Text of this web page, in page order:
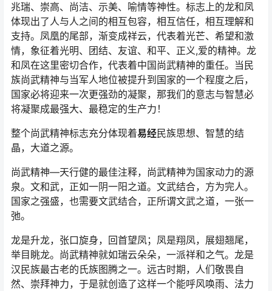
兆瑞、崇高、尚洁、示美、喻情等神性。标志上的龙和凤
体现出了人与人之间的相互包容，相互信任，相互理解和
支持。凤凰的尾部，渐变成祥云，代表着光芒、希望和激
情，象征着光明、团结、友谊、和平、正义,爱的精神。龙
和凤在这里密切合作，代表着中国尚武精神的重任。当民
族尚武精神与当军人地位被提升到国家的一个程度之后，
国家必将迎来一次更强劲的凝聚，那我们的意志与智慧必
将凝聚成最强大、最稳定的生产力！
整个尚武精神标志充分体现着易经民族思想、智慧的结
晶，大道之源。
尚武精神—天行健的最佳注释，尚武精神为国家动力的源
泉。文和武，正如一阴一阳之道。文武结合，方为完人。
国家之强盛，也需要文武结合，正所谓文武之道，一张一
弛。
龙是升龙，张口旋身，回首望凤；凤是翔凤，展翅翘尾，
举目眺龙。尚武精神就如瑞云朵朵，一派祥和之气。龙是
汉民族最古老的氏族图腾之一。远古时期，人们敬畏自
然、崇拜神力，于是就创造了这样一个能呼风唤雨、法力